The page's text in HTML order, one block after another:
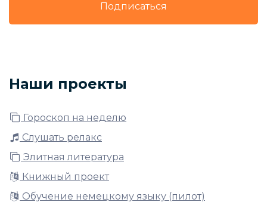
Подписаться
Наши проекты
Гороскоп на неделю
Слушать релакс
Элитная литература
Книжный проект
Обучение немецкому языку (пилот)